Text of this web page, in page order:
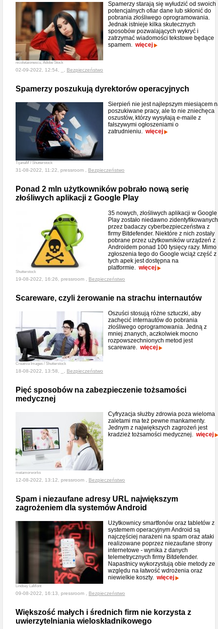
nicoletaionescu, Adobe Stock
Spamerzy starają się wyłudzić od swoich
potencjalnych ofiar dane lub skłonić do
pobrania złośliwego oprogramowania.
Jednak istnieje kilka skutecznych
sposobów pozwalających wykryć i
zatrzymać wiadomości tekstowe będące
spamem. więcej
02-09-2022, 12:54, _, Bezpieczeństwo
Spamerzy poszukują dyrektorów operacyjnych
TijanaM / Shutterstock
Sierpień nie jest najlepszym miesiącem
poszukiwane pracy, ale to nie zniechęca
oszustów, którzy wysyłają e-maile z
fałszywymi ogłoszeniami o
zatrudnieniu. więcej
31-08-2022, 11:22, pressroom , Bezpieczeństwo
Ponad 2 mln użytkowników pobrało nową serię
złośliwych aplikacji z Google Play
Shutterstock
35 nowych, złośliwych aplikacji w Google
Play zostało niedawno zidentyfikowanych
przez badaczy cyberbezpieczeństwa z
firmy Bitdefender. Niektóre z nich zostały
pobrane przez użytkowników urządzeń z
Androidem ponad 100 tysięcy razy. Mimo
zgłoszenia tego do Google wciąż część z
tych apek jest dostępna na
platformie. więcej
19-08-2022, 16:26, pressroom , Bezpieczeństwo
Scareware, czyli żerowanie na strachu internautów
Creativa Images / Shutterstock
Oszuści stosują różne sztuczki, aby
zachęcić internautów do pobrania
złośliwego oprogramowania. Jedną z
mniej znanych, aczkolwiek mocno
rozpowszechnionych metod jest
scareware. więcej
18-08-2022, 13:58, _, Bezpieczeństwo
Pięć sposobów na zabezpieczenie tożsamości
medycznej
metamorworks
Cyfryzacja służby zdrowia poza wieloma
zaletami ma też pewne mankamenty.
Jednym z największych zagrożeń jest
kradzież tożsamości medycznej. więcej
12-08-2022, 13:12, pressroom , Bezpieczeństwo
Spam i niezaufane adresy URL największym
zagrożeniem dla systemów Android
Lindsey LaMont
Użytkownicy smartfonów oraz tabletów z
systemem operacyjnym Android są
najczęściej narażeni na spam oraz ataki
realizowane poprzez niezaufane strony
internetowe - wynika z danych
telemetrycznych firmy Bitdefender.
Napastnicy wykorzystują obie metody ze
względu na łatwość wdrożenia oraz
niewielkie koszty. więcej
09-08-2022, 16:13, pressroom , Bezpieczeństwo
Większość małych i średnich firm nie korzysta z
uwierzytelniania wieloskładnikowego